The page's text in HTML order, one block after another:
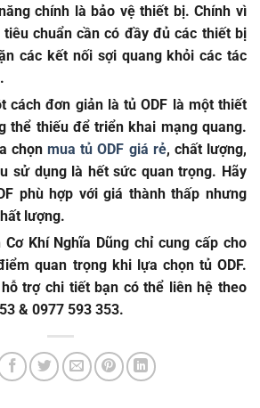
chính là bảo vệ thiết bị. Chính vì
chuẩn cần có đầy đủ các thiết bị
các kết nối sợi quang khỏi các tác
cách đơn giản là tủ ODF là một thiết
thể thiếu để triển khai mạng quang.
chọn mua tủ ODF giá rẻ, chất lượng,
sử dụng là hết sức quan trọng. Hãy
phù hợp với giá thành thấp nhưng
lượng.
Cơ Khí Nghĩa Dũng chỉ cung cấp cho
quan trọng khi lựa chọn tủ ODF.
trợ chi tiết bạn có thể liên hệ theo
& 0977 593 353.